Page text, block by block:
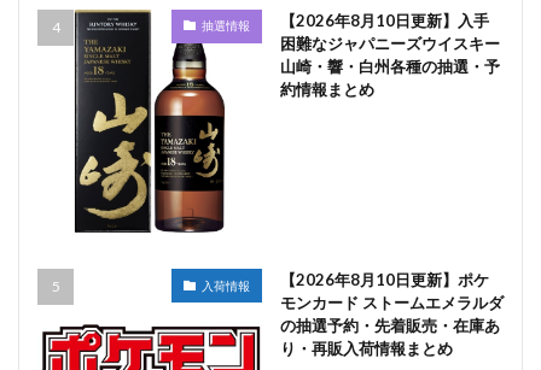
抽選情報
【2026年8月10日更新】入手
困難なジャパニーズウイスキー
山崎・響・白州各種の抽選・予
約情報まとめ
入荷情報
【2026年8月10日更新】ポケ
モンカード ストームエメラルダ
の抽選予約・先着販売・在庫あ
り・再販入荷情報まとめ